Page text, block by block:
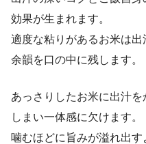
効果が生まれます。
適度な粘りがあるお米は
余韻を口の中に残します。
あっさりしたお米に出汁
しまい一体感に欠けます。
噛むほどに旨みが溢れ出